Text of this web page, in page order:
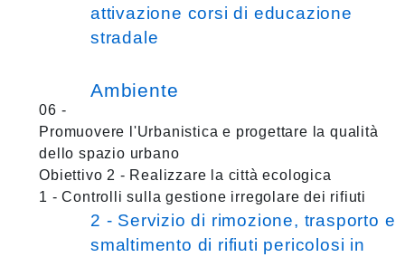
attivazione corsi di educazione
stradale
Ambiente
06 -
Promuovere l'Urbanistica e progettare la qualità
dello spazio urbano
Obiettivo 2 - Realizzare la città ecologica
1 - Controlli sulla gestione irregolare dei rifiuti
2 - Servizio di rimozione, trasporto e
smaltimento di rifiuti pericolosi in